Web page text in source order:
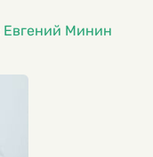
Евгений Минин